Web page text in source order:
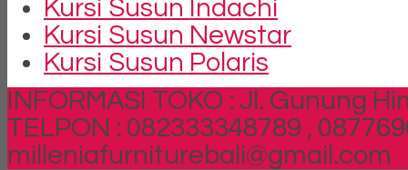
Kursi Susun Indachi
Kursi Susun Newstar
Kursi Susun Polaris
INFORMASI TOKO : Jl. Gunung
TELPON : 082333348789 ,
milleniafurniturebali@gmail.com